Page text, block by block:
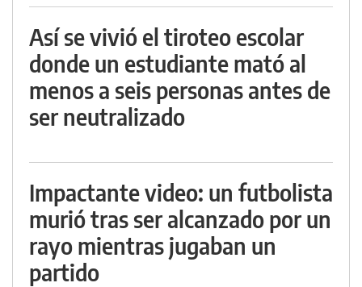
Así se vivió el tiroteo escolar
donde un estudiante mató al
menos a seis personas antes de
ser neutralizado
Impactante video: un futbolista
murió tras ser alcanzado por un
rayo mientras jugaban un
partido